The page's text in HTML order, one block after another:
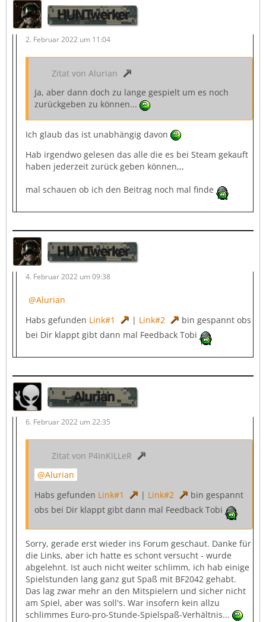
HUNTwerker
2. Februar 2022 um 11:04
Zitat von Alurian
Ja, aber dann doch zu lange gespielt um es noch
zurückgeben zu können...
Ich glaub das ist unabhängig davon
Hab irgendwo gelesen das alle die es bei Steam gekauft
haben jederzeit zurück geben können,,,
mal schauen ob ich den Beitrag noch mal finde
HUNTwerker
4. Februar 2022 um 09:38
Alurian
Habs gefunden Link#1 | Link#2
bin gespannt obs
bei Dir klappt gibt dann mal Feedback Tobi
Alurian
6. Februar 2022 um 22:35
Zitat von P4InKiLLeR
Alurian
Habs gefunden Link#1 | Link#2
bin gespannt
obs bei Dir klappt gibt dann mal Feedback Tobi
Sorry, gerade erst wieder ins Forum geschaut. Danke für
die Links, aber ich hatte es schont versucht - wurde
abgelehnt. Ist auch nicht weiter schlimm, ich hab einige
Spielstunden lang ganz gut Spaß mit BF2042 gehabt.
Das lag zwar mehr an den Mitspielern und sicher nicht
am Spiel, aber was soll's. War insofern kein allzu
schlimmes Euro-pro-Stunde-Spielspaß-Verhältnis...